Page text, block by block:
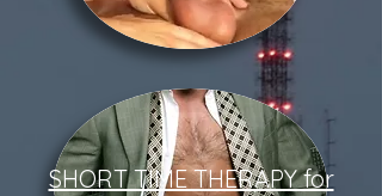
SHORT TIME THERAPY for